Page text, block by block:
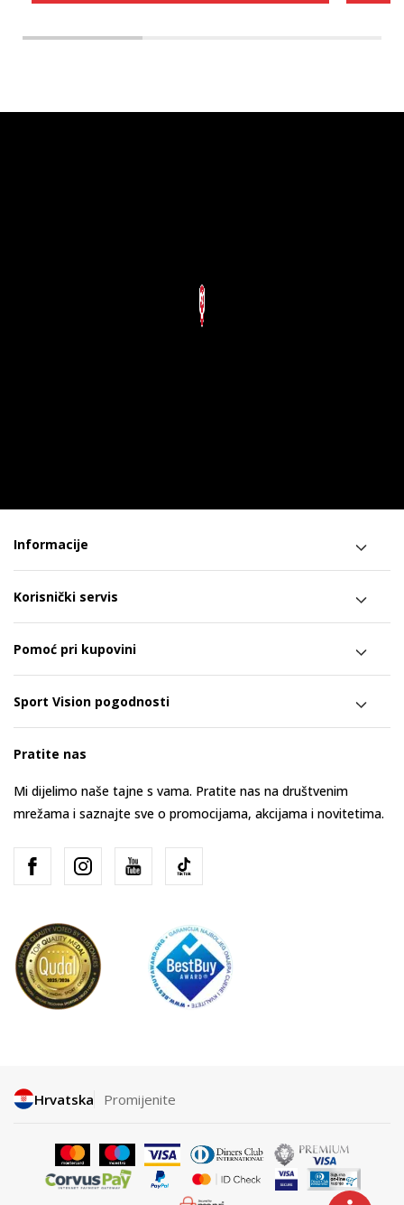
Informacije
Korisnički servis
Pomoć pri kupovini
Sport Vision pogodnosti
Pratite nas
Mi dijelimo naše tajne s vama. Pratite nas na društvenim
mrežama i saznajte sve o promocijama, akcijama i novitetima.
Hrvatska Promijenite